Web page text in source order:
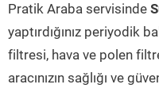
Pratik Araba servisinde
yaptırdığınız periyodik
filtresi, hava ve polen
aracınızın sağlığı ve